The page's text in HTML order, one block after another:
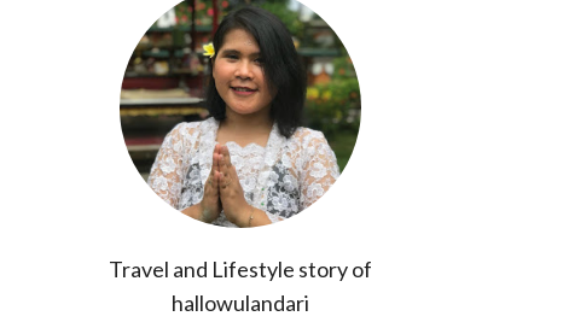
Travel and Lifestyle story of
hallowulandari